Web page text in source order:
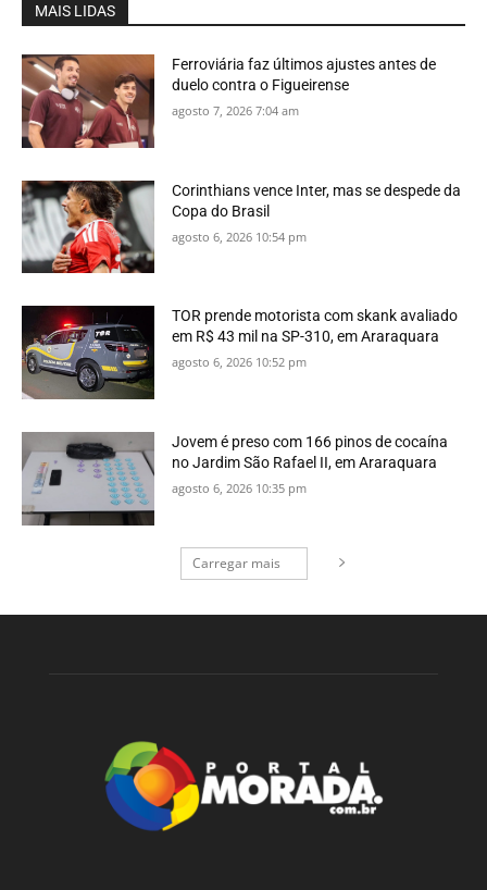
MAIS LIDAS
Ferroviária faz últimos ajustes antes de
duelo contra o Figueirense
agosto 7, 2026 7:04 am
Corinthians vence Inter, mas se despede da
Copa do Brasil
agosto 6, 2026 10:54 pm
TOR prende motorista com skank avaliado
em R$ 43 mil na SP-310, em Araraquara
agosto 6, 2026 10:52 pm
Jovem é preso com 166 pinos de cocaína
no Jardim São Rafael II, em Araraquara
agosto 6, 2026 10:35 pm
Carregar mais